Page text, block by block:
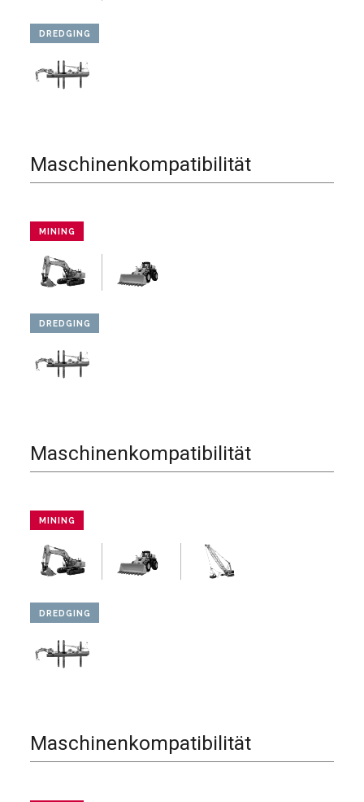
DREDGING
Maschinenkompatibilität
MINING
DREDGING
Maschinenkompatibilität
MINING
DREDGING
Maschinenkompatibilität